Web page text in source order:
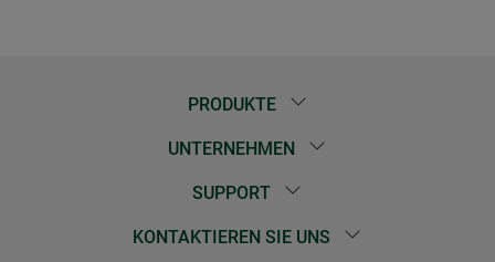
PRODUKTE
UNTERNEHMEN
SUPPORT
KONTAKTIEREN SIE UNS